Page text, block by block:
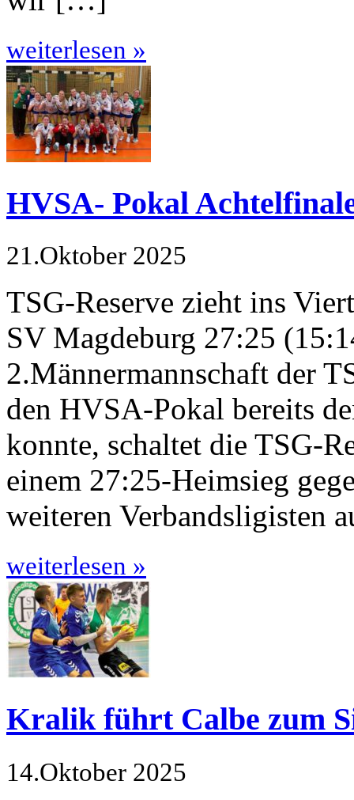
weiterlesen »
HVSA- Pokal
21.Oktober 2025
TSG-Reserve zieht ins
SV Magdeburg 27:25
2.Männermannschaft der
den HVSA-Pokal bereits
konnte, schaltet die TSG-
einem 27:25-Heimsieg
weiteren Verbandsligisten
weiterlesen »
Kralik führt Calbe zum
14.Oktober 2025